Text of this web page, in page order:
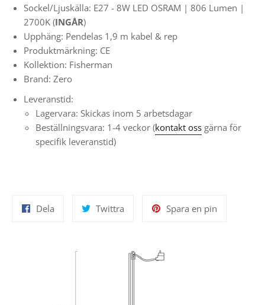
Sockel/Ljuskälla: E27 - 8W LED OSRAM | 806 Lumen |
2700K (INGÅR)
Upphäng: Pendelas 1,9 m kabel & rep
Produktmärkning: CE
Kollektion: Fisherman
Brand: Zero
Leveranstid:
Lagervara: Skickas inom 5 arbetsdagar
Beställningsvara: 1-4 veckor (kontakt oss gärna för
specifik leveranstid)
Dela Twittra Spara en pin